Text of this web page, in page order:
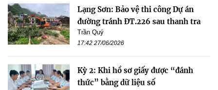
Lạng Sơn: Bảo vệ thi công Dự án
đường tránh ĐT.226 sau thanh tra
Trần Quý
17:42 27/06/2026
Kỳ 2: Khi hồ sơ giấy được “đánh
thức” bằng dữ liệu số